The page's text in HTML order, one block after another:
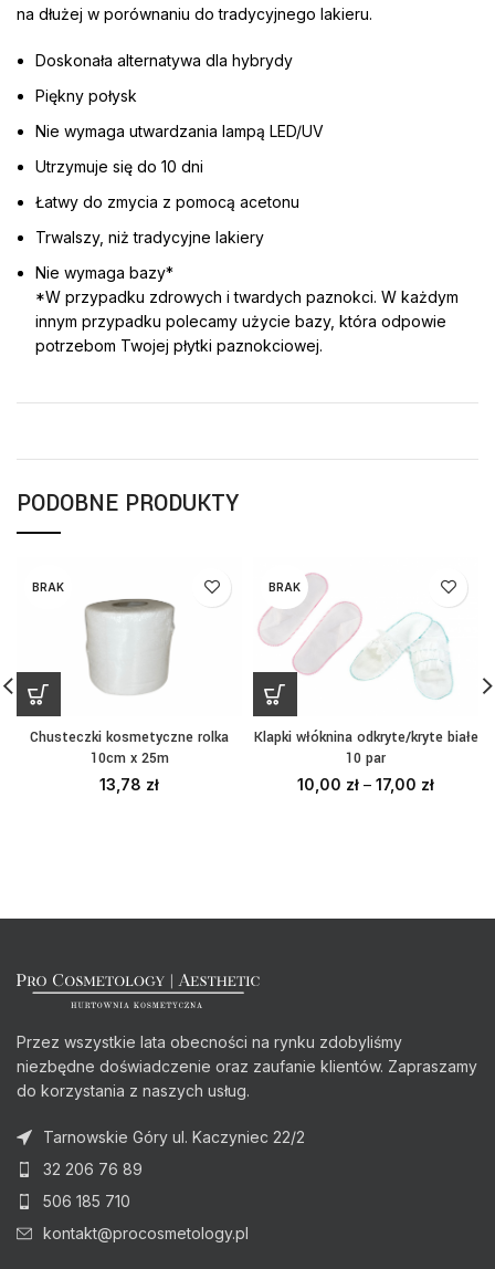
na dłużej w porównaniu do tradycyjnego lakieru.
Doskonała alternatywa dla hybrydy
Piękny połysk
Nie wymaga utwardzania lampą LED/UV
Utrzymuje się do 10 dni
Łatwy do zmycia z pomocą acetonu
Trwalszy, niż tradycyjne lakiery
Nie wymaga bazy*
*W przypadku zdrowych i twardych paznokci. W każdym
innym przypadku polecamy użycie bazy, która odpowie
potrzebom Twojej płytki paznokciowej.
PODOBNE PRODUKTY
BRAK
Chusteczki kosmetyczne rolka
10cm x 25m
13,78 zł
BRAK
Klapki włóknina odkryte/kryte białe
10 par
10,00 zł – 17,00 zł
Przez wszystkie lata obecności na rynku zdobyliśmy
niezbędne doświadczenie oraz zaufanie klientów. Zapraszamy
do korzystania z naszych usług.
Tarnowskie Góry ul. Kaczyniec 22/2
32 206 76 89
506 185 710
kontakt@procosmetology.pl